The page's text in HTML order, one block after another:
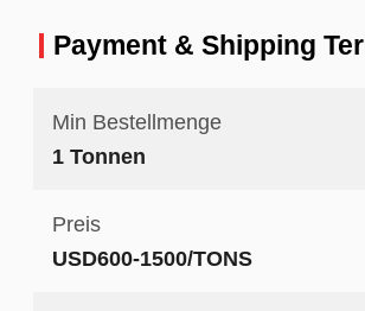
Payment & Shipping
Min Bestellmenge
1 Tonnen
Preis
USD600-1500/TONS